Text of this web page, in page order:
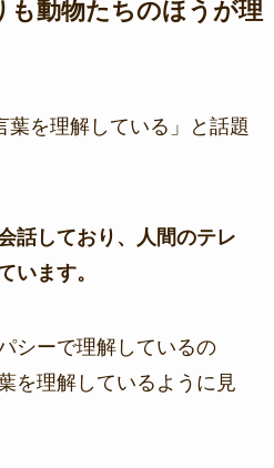
も動物たちのほうが理
葉を理解している」と話題
話しており、人間のテレ
います。
シーで理解しているの
を理解しているように見